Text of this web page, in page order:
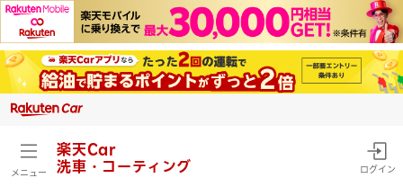
メニュー
楽天Car
洗車・コーティング
ログイン